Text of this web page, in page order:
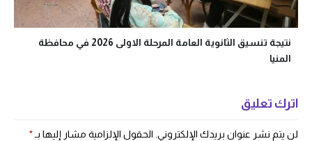
نتيجة تنسيق الثانوية العامة المرحلة الاولى 2026 في محافظة
المنيا
اترك تعليق
لن يتم نشر عنوان بريدك الإلكتروني. الحقول الإلزامية مشار إليها بـ*